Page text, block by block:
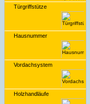
Türgriffstütze
Hausnummer
Vordachsystem
Holzhandläufe